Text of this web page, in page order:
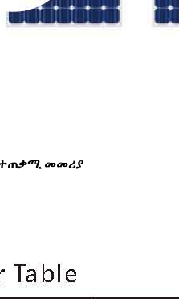
መመሪያ